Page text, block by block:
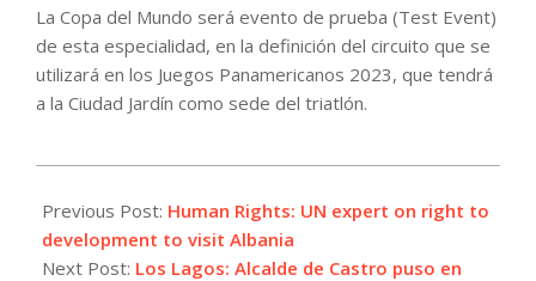
La Copa del Mundo será evento de prueba (Test Event)
de esta especialidad, en la definición del circuito que se
utilizará en los Juegos Panamericanos 2023, que tendrá
a la Ciudad Jardín como sede del triatlón.
11-
11
Previous Post: Human Rights: UN expert on right to
development to visit Albania
Next Post: Los Lagos: Alcalde de Castro puso en